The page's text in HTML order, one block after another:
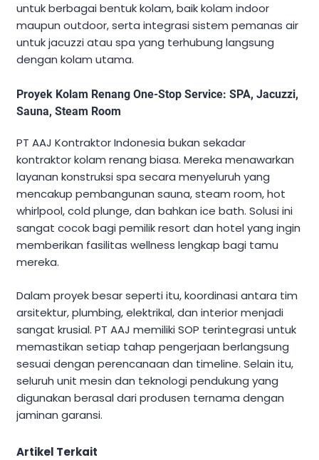
untuk berbagai bentuk kolam, baik kolam indoor
maupun outdoor, serta integrasi sistem pemanas air
untuk jacuzzi atau spa yang terhubung langsung
dengan kolam utama.
Proyek Kolam Renang One-Stop Service: SPA, Jacuzzi,
Sauna, Steam Room
PT AAJ Kontraktor Indonesia bukan sekadar
kontraktor kolam renang biasa. Mereka menawarkan
layanan konstruksi spa secara menyeluruh yang
mencakup pembangunan sauna, steam room, hot
whirlpool, cold plunge, dan bahkan ice bath. Solusi ini
sangat cocok bagi pemilik resort dan hotel yang ingin
memberikan fasilitas wellness lengkap bagi tamu
mereka.
Dalam proyek besar seperti itu, koordinasi antara tim
arsitektur, plumbing, elektrikal, dan interior menjadi
sangat krusial. PT AAJ memiliki SOP terintegrasi untuk
memastikan setiap tahap pengerjaan berlangsung
sesuai dengan perencanaan dan timeline. Selain itu,
seluruh unit mesin dan teknologi pendukung yang
digunakan berasal dari produsen ternama dengan
jaminan garansi.
Artikel Terkait